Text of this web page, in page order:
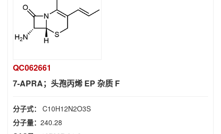
QC062661
7-APRA；头孢丙烯 EP 杂质 F
分子式： C10H12N2O3S
分子量： 240.28